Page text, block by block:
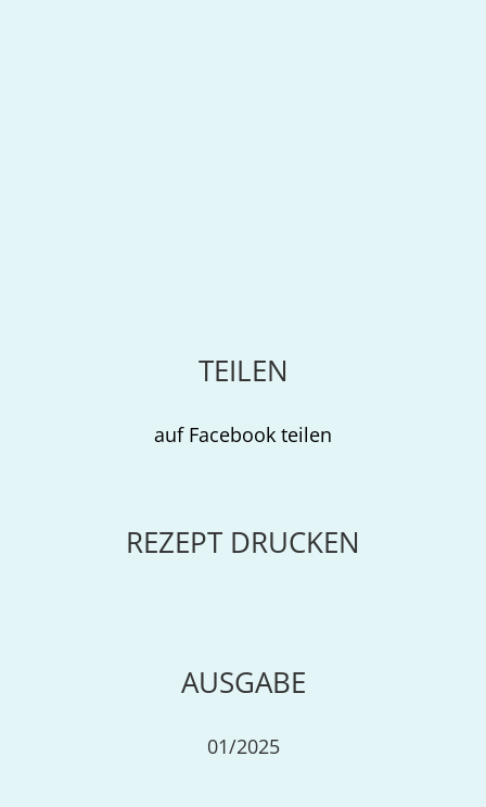
TEILEN
auf Facebook teilen
REZEPT DRUCKEN
AUSGABE
01/2025